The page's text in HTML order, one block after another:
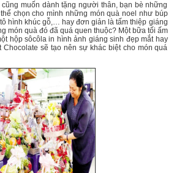
muốn dành tặng người thân, bạn bè những
chọn cho mình những món quà noel như búp
hình khúc gỗ,… hay đơn giản là tấm thiệp giáng
món quà đó đã quá quen thuộc? Một bữa tối ấm
hộp sôcôla in hình ảnh giáng sinh đẹp mắt hay
Chocolate sẽ tạo nên sự khác biệt cho món quá